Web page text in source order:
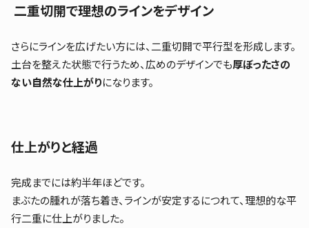
二重切開で理想のラインをデザイン
さらにラインを広げたい方には、二重切開で平行型を形成します。
土台を整えた状態で行うため、広めのデザインでも厚ぼったさの
ない自然な仕上がりになります。
仕上がりと経過
完成までには約半年ほどです。
まぶたの腫れが落ち着き、ラインが安定するにつれて、理想的な平
行二重に仕上がりました。